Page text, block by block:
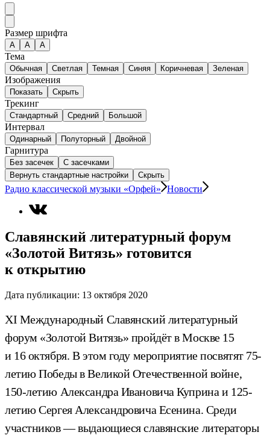
Размер шрифта
А A A
Тема
Обычная Светлая Темная Синяя Коричневая Зеленая
Изображения
Показать Скрыть
Трекинг
Стандартный Средний Большой
Интервал
Одинарный Полуторный Двойной
Гарнитура
Без засечек
С засечками
Вернуть стандартные настройки
Скрыть
Радио классической музыки «Орфей» Новости
Славянский литературный форум
«Золотой Витязь» готовится
к открытию
Дата публикации: 13 октября 2020
XI Международный Славянский литературный
форум «Золотой Витязь» пройдёт в Москве 15
и 16 октября. В этом году мероприятие посвятят 75-
летию Победы в Великой Отечественной войне,
150-летию Александра Ивановича Куприна и 125-
летию Сергея Александровича Есенина. Среди
участников — выдающиеся славянские литераторы